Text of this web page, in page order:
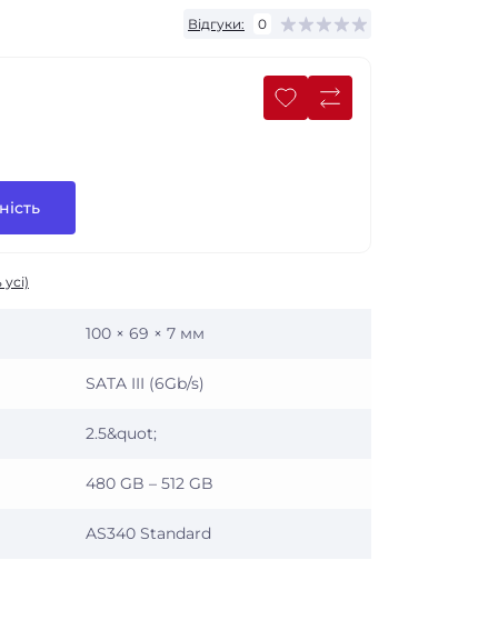
Відгуки: 0
100 × 69 × 7 мм
SATA III (6Gb/s)
2.5&quot;
480 GB – 512 GB
AS340 Standard